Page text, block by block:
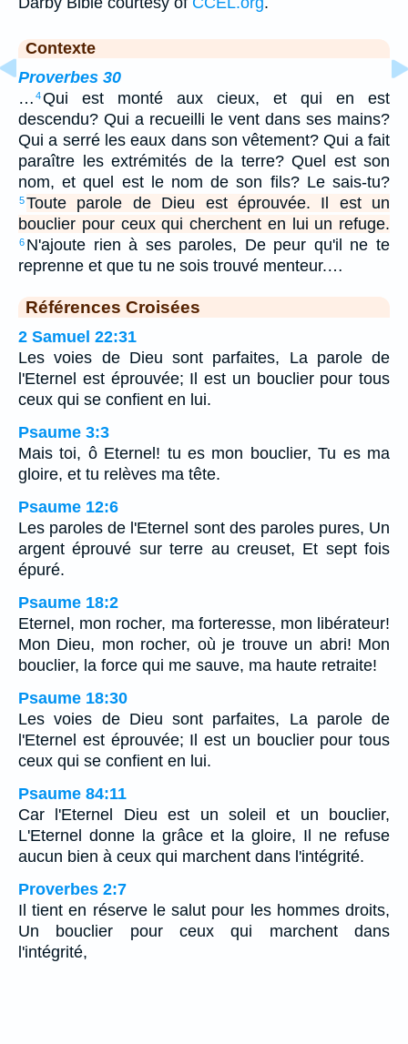
Contexte
Proverbes 30
… 4Qui est monté aux cieux, et qui en est
descendu? Qui a recueilli le vent dans ses mains?
Qui a serré les eaux dans son vêtement? Qui a fait
paraître les extrémités de la terre? Quel est son
nom, et quel est le nom de son fils? Le sais-tu?
5Toute parole de Dieu est éprouvée. Il est un
bouclier pour ceux qui cherchent en lui un refuge.
6 N'ajoute rien à ses paroles, De peur qu'il ne te
reprenne et que tu ne sois trouvé menteur.…
Références Croisées
2 Samuel 22:31
Les voies de Dieu sont parfaites, La parole de
l'Eternel est éprouvée; Il est un bouclier pour tous
ceux qui se confient en lui.
Psaume 3:3
Mais toi, ô Eternel! tu es mon bouclier, Tu es ma
gloire, et tu relèves ma tête.
Psaume 12:6
Les paroles de l'Eternel sont des paroles pures, Un
argent éprouvé sur terre au creuset, Et sept fois
épuré.
Psaume 18:2
Eternel, mon rocher, ma forteresse, mon libérateur!
Mon Dieu, mon rocher, où je trouve un abri! Mon
bouclier, la force qui me sauve, ma haute retraite!
Psaume 18:30
Les voies de Dieu sont parfaites, La parole de
l'Eternel est éprouvée; Il est un bouclier pour tous
ceux qui se confient en lui.
Psaume 84:11
Car l'Eternel Dieu est un soleil et un bouclier,
L'Eternel donne la grâce et la gloire, Il ne refuse
aucun bien à ceux qui marchent dans l'intégrité.
Proverbes 2:7
Il tient en réserve le salut pour les hommes droits,
Un bouclier pour ceux qui marchent dans
l'intégrité,